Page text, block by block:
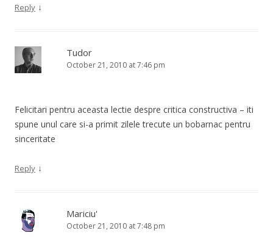
Reply ↓
Tudor
October 21, 2010 at 7:46 pm
Felicitari pentru aceasta lectie despre critica constructiva – iti
spune unul care si-a primit zilele trecute un bobarnac pentru
sinceritate
Reply ↓
Mariciu'
October 21, 2010 at 7:48 pm